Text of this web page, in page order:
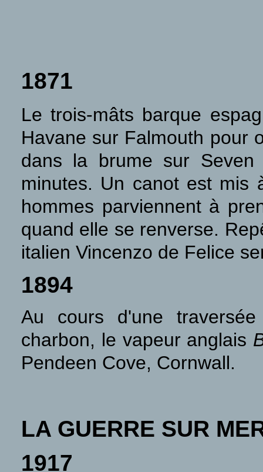
1871
Le trois-mâts barque
Havane sur Falmouth pour
dans la brume sur
minutes. Un canot est
hommes parviennent à
quand elle se renverse.
italien Vincenzo de Felice
1894
Au cours d'une
charbon, le vapeur anglais
Pendeen Cove, Cornwall.
LA GUERRE SUR
1917